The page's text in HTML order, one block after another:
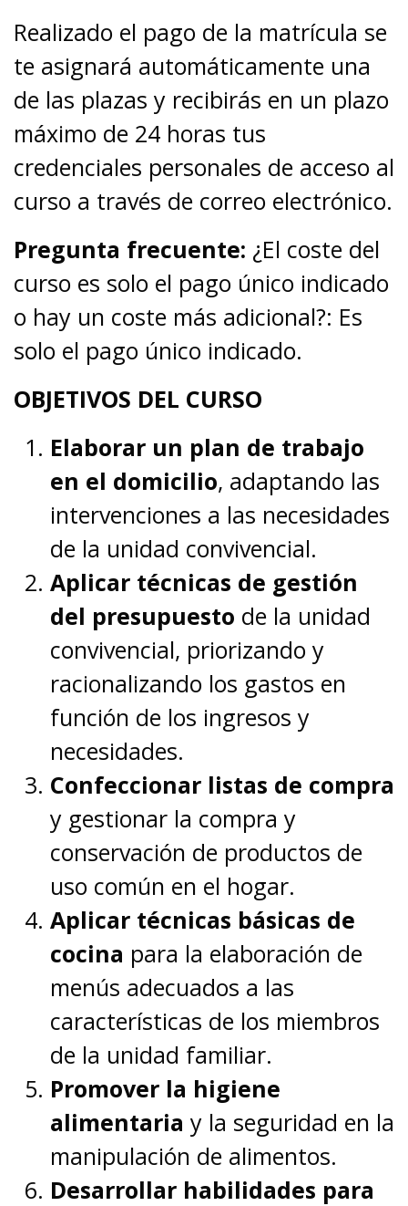
Realizado el pago de la matrícula se
te asignará automáticamente una
de las plazas y recibirás en un plazo
máximo de 24 horas tus
credenciales personales de acceso al
curso a través de correo electrónico.
Pregunta frecuente: ¿El coste del
curso es solo el pago único indicado
o hay un coste más adicional?: Es
solo el pago único indicado.
OBJETIVOS DEL CURSO
Elaborar un plan de trabajo
en el domicilio, adaptando las
intervenciones a las necesidades
de la unidad convivencial.
Aplicar técnicas de gestión
del presupuesto de la unidad
convivencial, priorizando y
racionalizando los gastos en
función de los ingresos y
necesidades.
Confeccionar listas de compra
y gestionar la compra y
conservación de productos de
uso común en el hogar.
Aplicar técnicas básicas de
cocina para la elaboración de
menús adecuados a las
características de los miembros
de la unidad familiar.
Promover la higiene
alimentaria y la seguridad en la
manipulación de alimentos.
Desarrollar habilidades para